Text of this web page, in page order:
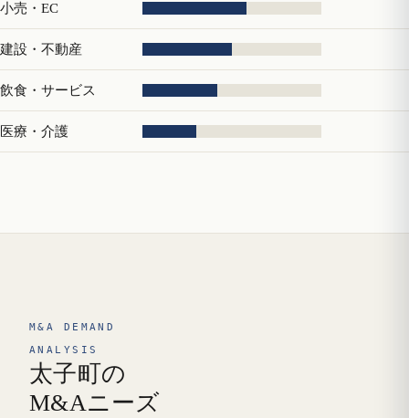
小売・EC
建設・不動産
飲食・サービス
医療・介護
M&A DEMAND
ANALYSIS
太子町の
M&Aニーズ